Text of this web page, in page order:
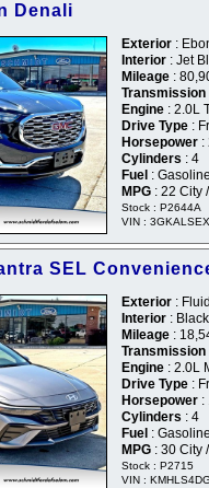
Denali
Exterior :
Interior : Jet
Mileage :
Transmission
Engine : 2.0L
Drive Type :
Horsepower :
Cylinders : 4
Fuel :
MPG : 22 City
Stock : P2644A
VIN :
SEL
Exterior :
Interior :
Mileage :
Transmission
Engine : 2.0L
Drive Type :
Horsepower :
Cylinders : 4
Fuel :
MPG : 30 City
Stock : P2715
VIN :